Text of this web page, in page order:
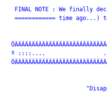
FINAL NOTE : We finally
============ time ago...)
º ::::....